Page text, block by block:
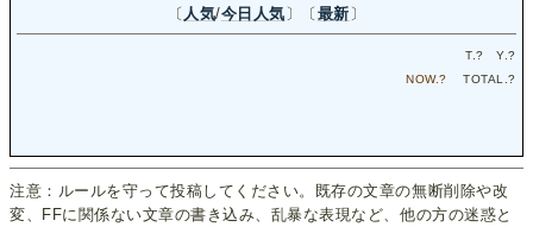
〔 人気/今日人気〕〔最新〕
T.? Y.?
NOW.? TOTAL.?
注意：ルールを守って投稿してください。既存の文章の無断削除や改
変、FFに関係ない文章の書き込み、乱暴な表現など、他の方の迷惑と